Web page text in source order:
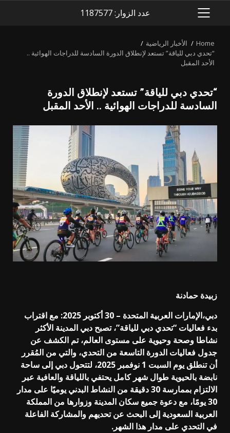
PRIMARY
عدد الزوار: 1187577
Home
الأخبار الرياضية
“تحدي دبي للياقة” تستعد لإنطلاق الدورة السادسة للدراجات الهوائية ..
الأحد المقبل
“تحدي دبي للياقة” تستعد لإنطلاق الدورة
السادسة للدراجات الهوائية .. الأحد المقبل
زبيدة حمادنة
دبي،الإمارات العربية المتحدة – 30 أكتوبر 2025: مع اقتراب
بدء فعاليات “تحدي دبي للياقة”، تصبح دبي المدينة الأكثر
نشاطا وصحة وحيوية على مستوى العالم، تم الكشف عن
جدول فعاليات الدورة التاسعة من التحدي، والتي من المُقرر
أن تنطلق يوم السبت 1 نوفمبر 2025، لتتحول دبي إلى ساحة
نابضة بالحيوية طوال شهر كامل يحتفي باللياقة والعافية عبر
الالتزام بممارسة 30 دقيقة من النشاط البدني يوميًا على مدار
30 يومًا، مع دعوة جميع سكان المدينة وزوارها من المملكة
العربية السعودية إلى البحث عن تحديهم والمشاركة الفاعلة
في التحدي على مدار هذا الشهر.